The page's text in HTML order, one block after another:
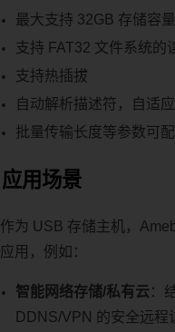
最大支持 32GB 存储容量
支持 FAT32 文件系统的
支持热插拔
自动解析描述符，自适
批量传输长度等参数可
应用场景
作为 USB 存储主机，
应用，例如：
智能网络存储/私有云：
DDNS/VPN 的安全远程